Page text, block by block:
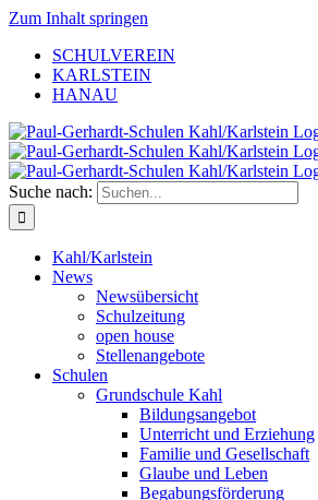
Zum Inhalt springen
SCHULVEREIN
KARLSTEIN
HANAU
Suche nach:
Kahl/Karlstein
News
Newsübersicht
Schulzeitung
open house
Stellenangebote
Schulen
Grundschule Kahl
Bildungsangebot
Unterricht und Erziehung
Familie und Gesellschaft
Glaube und Leben
Begabungsförderung